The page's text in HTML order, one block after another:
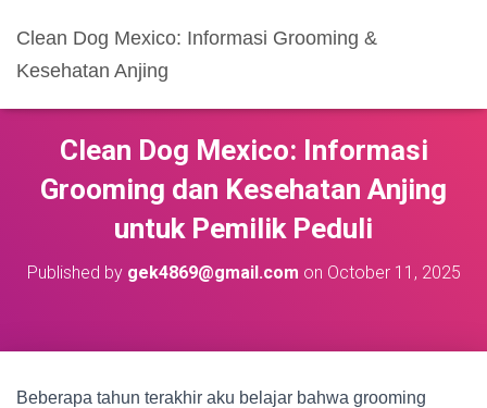
Clean Dog Mexico: Informasi Grooming &
Kesehatan Anjing
Clean Dog Mexico: Informasi
Grooming dan Kesehatan Anjing
untuk Pemilik Peduli
Published by gek4869@gmail.com on October 11, 2025
Beberapa tahun terakhir aku belajar bahwa grooming